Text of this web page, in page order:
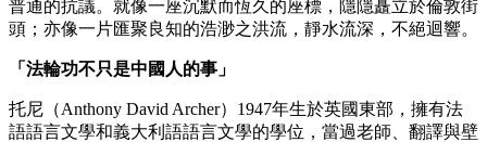
普通的抗議。就像一座沉默而恆久的座標，隱隱矗立於倫敦街
頭；亦像一片匯聚良知的浩渺之洪流，靜水流深，不絕迴響。
「法輪功不只是中國人的事」
托尼（Anthony David Archer）1947年生於英國東部，擁有法
語語言文學和義大利語語言文學的學位，當過老師、翻譯與壁